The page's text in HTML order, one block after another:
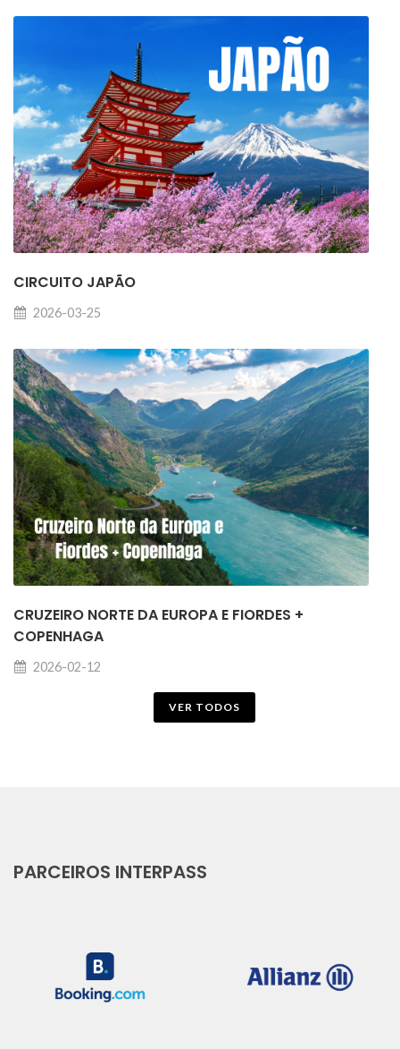
CIRCUITO JAPÃO
2026-03-25
CRUZEIRO NORTE DA EUROPA E FIORDES +
COPENHAGA
2026-02-12
VER TODOS
PARCEIROS INTERPASS